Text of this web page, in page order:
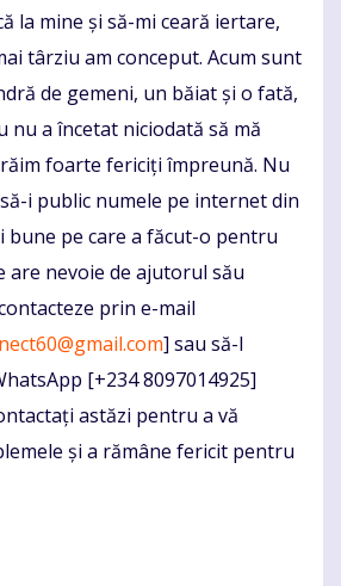
la mine și să-mi ceară iertare,
târziu am conceput. Acum sunt
de gemeni, un băiat și o fată,
nu a încetat niciodată să mă
foarte fericiți împreună. Nu
i public numele pe internet din
bune pe care a făcut-o pentru
are nevoie de ajutorul său
prin e-mail
] sau să-l
[+234 8097014925]
astăzi pentru a vă
și a rămâne fericit pentru